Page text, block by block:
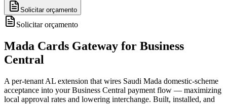
Solicitar orçamento
Solicitar orçamento
Mada Cards Gateway for Business
Central
A per-tenant AL extension that wires Saudi Mada domestic-scheme
acceptance into your Business Central payment flow — maximizing
local approval rates and lowering interchange. Built, installed, and